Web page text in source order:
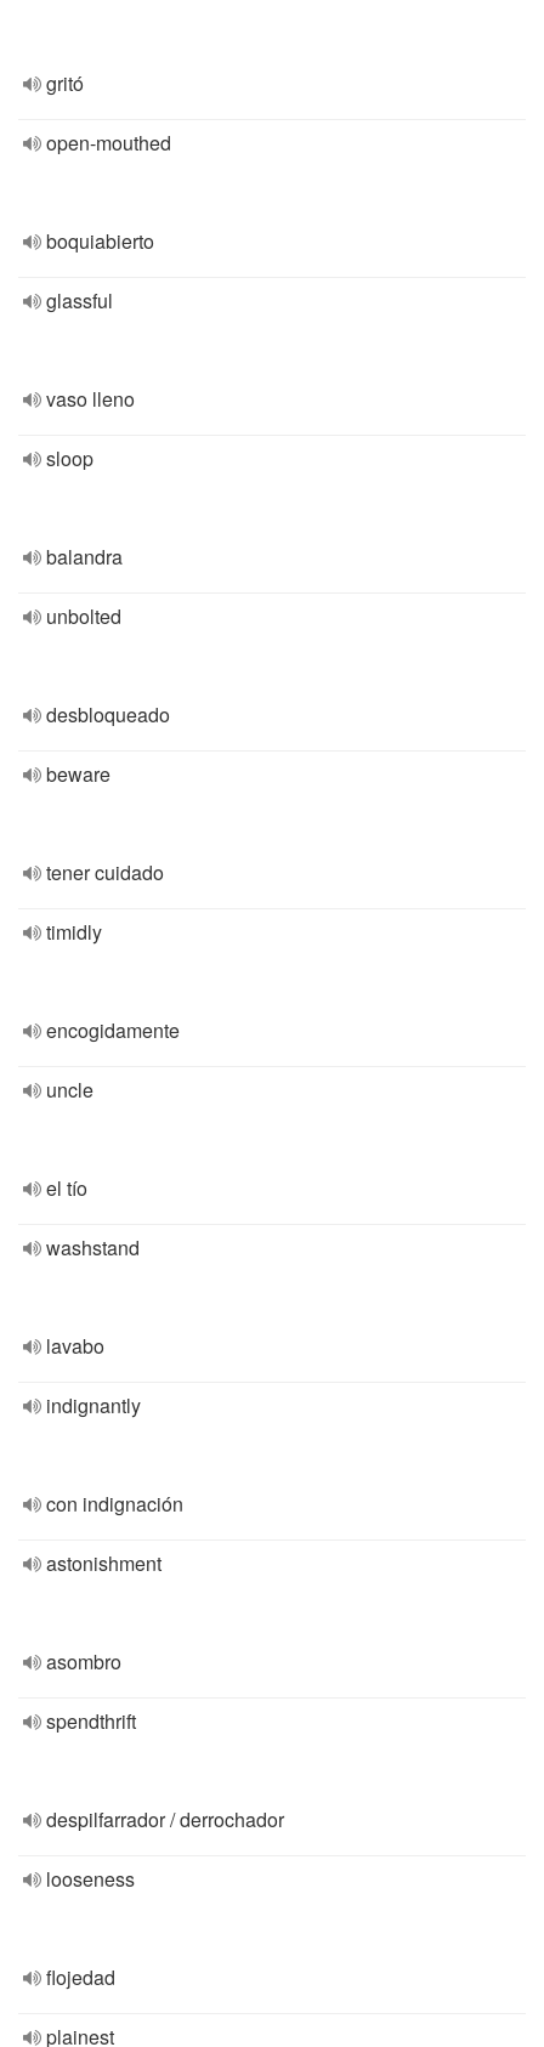
gritó
open-mouthed
boquiabierto
glassful
vaso lleno
sloop
balandra
unbolted
desbloqueado
beware
tener cuidado
timidly
encogidamente
uncle
el tío
washstand
lavabo
indignantly
con indignación
astonishment
asombro
spendthrift
despilfarrador / derrochador
looseness
flojedad
plainest